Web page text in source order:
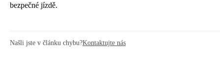
bezpečné jízdě.
Našli jste v článku chybu?Kontaktujte nás